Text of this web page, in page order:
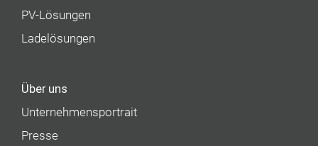
PV-Lösungen
Ladelösungen
Über uns
Unternehmens­portrait
Presse